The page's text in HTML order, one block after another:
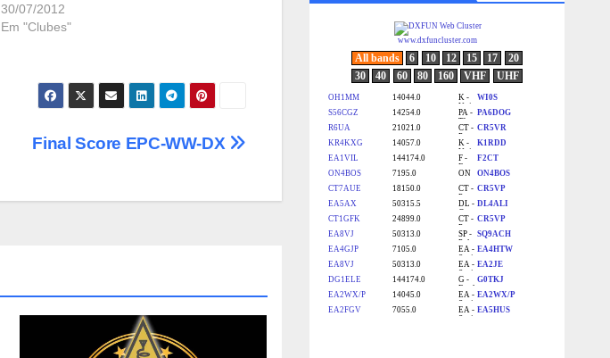
30/07/2012
Em "Clubes"
Final Score EPC-WW-DX